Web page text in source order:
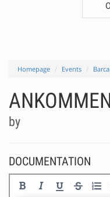
Homepage Events
by
DOCUMENTATION